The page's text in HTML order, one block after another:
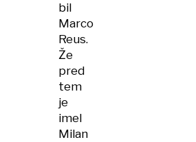
bil
Marco
Reus.
Že
pred
tem
je
imel
Milan